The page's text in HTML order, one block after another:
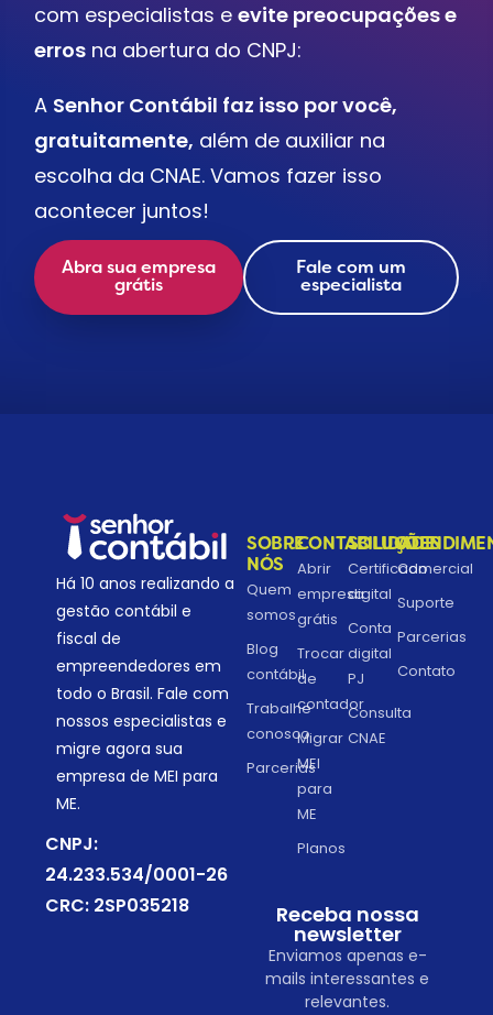
com especialistas eevite preocupações e
erros na abertura do CNPJ:
A Senhor Contábil faz isso por você,
gratuitamente, além de auxiliar na
escolha da CNAE. Vamos fazer isso
acontecer juntos!
Abra sua empresa
grátis
Fale com um
especialista
Há 10 anos realizando a
gestão contábil e
fiscal de
empreendedores em
todo o Brasil. Fale com
nossos especialistas e
migre agora sua
empresa de MEI para
ME.
CNPJ:
24.233.534/0001-26
CRC: 2SP035218
SOBRE
NÓS
Quem
somos
Blog
contábil
Trabalhe
conosco
Parcerias
CONTABILIDADE
Abrir
empresa
grátis
Trocar
de
contador
Migrar
MEI
para
ME
Planos
SOLUÇÕES
Certificado
digital
Conta
digital
PJ
Consulta
CNAE
Comercial
Suporte
Parcerias
Contato
Receba nossa
newsletter
Enviamos apenas e-
mails interessantes e
relevantes.